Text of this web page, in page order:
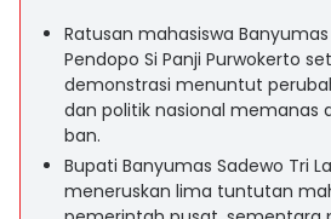
Ratusan mahasiswa
Pendopo Si Panji Purwokerto
demonstrasi menuntut
dan politik nasional memanas
ban.
Bupati Banyumas Sadewo Tri
meneruskan lima tuntutan